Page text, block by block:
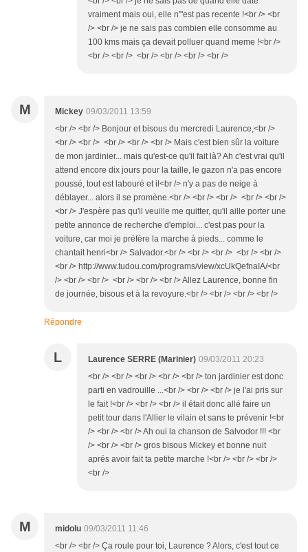
vraiment mais oui, elle n'"est pas recente !<br /> <br
/> <br /> je ne sais pas combien elle consomme au
100 kms mais ça devait polluer quand meme !<br />
<br /> <br /> <br /> <br /> <br /> <br />
M Mickey 09/03/2011 13:59
<br /> <br /> Bonjour et bisous du mercredi Laurence,<br />
<br /> <br /> <br /> <br /> <br /> Mais c'est bien sûr la voiture
de mon jardinier... mais qu'est-ce qu'il fait là? Ah c'est vrai qu'il
attend encore dix jours pour la taille, le gazon n'a pas encore
poussé, tout est labouré et il<br /> n'y a pas de neige à
déblayer... alors il se promène.<br /> <br /> <br /> <br /> <br />
<br /> J'espère pas qu'il veuille me quitter, qu'il aille porter une
petite annonce de recherche d'emploi... c'est pas pour la
voiture, car moi je préfère la marche à pieds... comme le
chantait henri<br /> Salvador.<br /> <br /> <br /> <br /> <br />
<br /> http://www.tudou.com/programs/view/xcUkQefnaIA/<br
/> <br /> <br /> <br /> <br /> <br /> Allez Laurence, bonne fin
de journée, bisous et à la revoyure.<br /> <br /> <br /> <br />
Répondre
L Laurence SERRE (Marinier) 09/03/2011 20:23
<br /> <br /> <br /> <br /> <br /> ton jardinier est donc
parti en vadrouille ...<br /> <br /> <br /> je l'ai pris sur
le fait !<br /> <br /> <br /> il était donc allé faire un
petit tour dans l'Allier le vilain et sans te prévenir !<br
/> <br /> <br /> Ah oui la chanson de Salvodor !!! <br
/> <br /> <br /> gros bisous Mickey et bonne nuit
aprés avoir fait ta petite marche !<br /> <br /> <br />
<br />
M midolu 09/03/2011 11:46
<br /> <br /> Ça roule pour toi, Laurence ? Alors, c'est tout ce